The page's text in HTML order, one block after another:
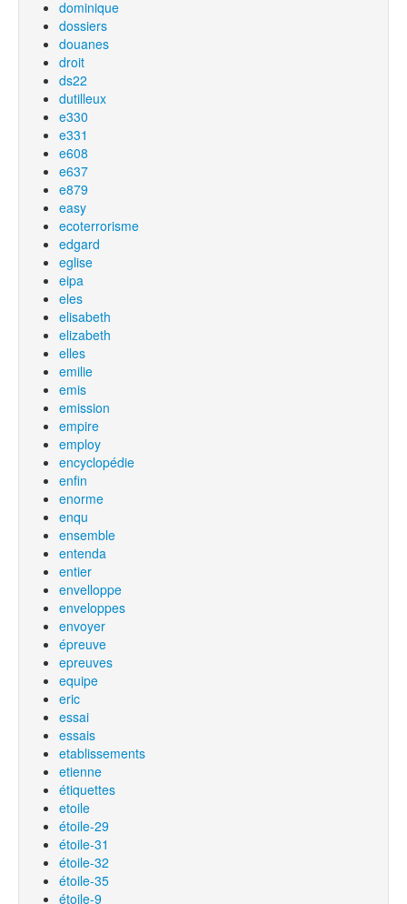
dominique
dossiers
douanes
droit
ds22
dutilleux
e330
e331
e608
e637
e879
easy
ecoterrorisme
edgard
eglise
eipa
eles
elisabeth
elizabeth
elles
emilie
emis
emission
empire
employ
encyclopédie
enfin
enorme
enqu
ensemble
entenda
entier
envelloppe
enveloppes
envoyer
épreuve
epreuves
equipe
eric
essai
essais
etablissements
etienne
étiquettes
etoile
étoile-29
étoile-31
étoile-32
étoile-35
étoile-9